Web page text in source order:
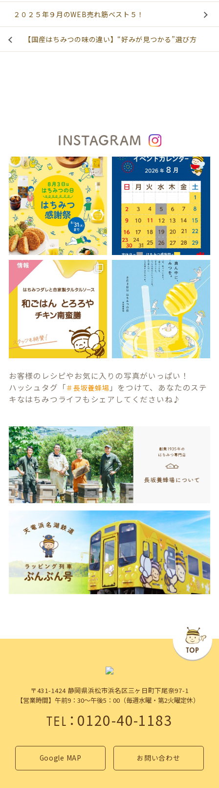
２０２５年９月のWEB売れ筋ベスト５！
【国産はちみつの味の違い】“好みが見つかる”選び方
INSTAGRAM
お客様のレシピやお気に入りの写真がいっぱい！
ハッシュタグ「＃長坂養蜂場 」をつけて、あなたのステ
キなはちみつライフもシェアしてくださいね♪
〒431-1424 静岡県浜松市浜名区三ヶ日町下尾奈97-1
【営業時間】午前9：30～午後5：00（毎週水曜・第2火曜定休）
TEL：0120-40-1183
Google MAP お問い合わせ